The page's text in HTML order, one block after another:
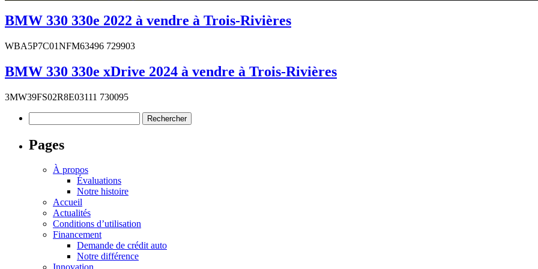
BMW 330 330e 2022 à vendre à Trois-Rivières
WBA5P7C01NFM63496 729903
BMW 330 330e xDrive 2024 à vendre à Trois-Rivières
3MW39FS02R8E03111 730095
Pages
À propos
Évaluations
Notre histoire
Accueil
Actualités
Conditions d’utilisation
Financement
Demande de crédit auto
Notre différence